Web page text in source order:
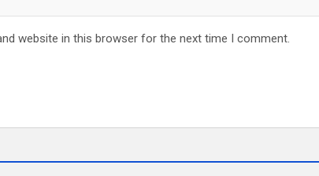
website in this browser for the next time I comment.